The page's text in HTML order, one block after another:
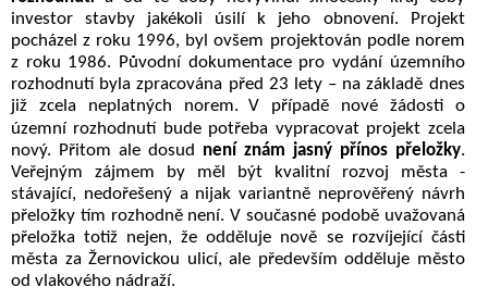
investor stavby jakékoli úsilí k jeho obnovení. Projekt
pocházel z roku 1996, byl ovšem projektován podle norem
z roku 1986. Původní dokumentace pro vydání územního
rozhodnutí byla zpracována před 23 lety – na základě dnes
již zcela neplatných norem.
V případě nové žádosti o
územní rozhodnutí bude potřeba vypracovat projekt zcela
nový. Přitom ale dosud není znám jasný přínos přeložky.
Veřejným zájmem by měl být kvalitní rozvoj města -
stávající, nedořešený a nijak variantně neprověřený návrh
přeložky tím rozhodně není. V současné podobě uvažovaná
přeložka totiž nejen, že odděluje nově se rozvíjející části
města za Žernovickou ulicí, ale především odděluje město
od vlakového nádraží.